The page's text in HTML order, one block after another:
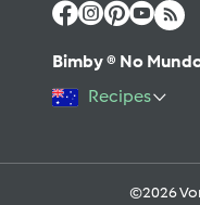
Bimby ® No
Recipes
©2026